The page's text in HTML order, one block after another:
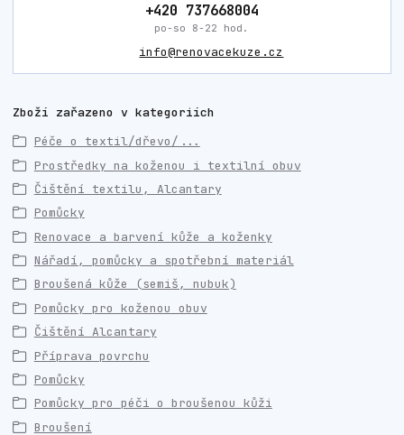
+420 737668004
po-so 8-22 hod.
info@renovacekuze.cz
Zboží zařazeno v kategoriích
Péče o textil/dřevo/...
Prostředky na koženou i textilní obuv
Čištění textilu, Alcantary
Pomůcky
Renovace a barvení kůže a koženky
Nářadí, pomůcky a spotřební materiál
Broušená kůže (semiš, nubuk)
Pomůcky pro koženou obuv
Čištění Alcantary
Příprava povrchu
Pomůcky
Pomůcky pro péči o broušenou kůži
Broušení